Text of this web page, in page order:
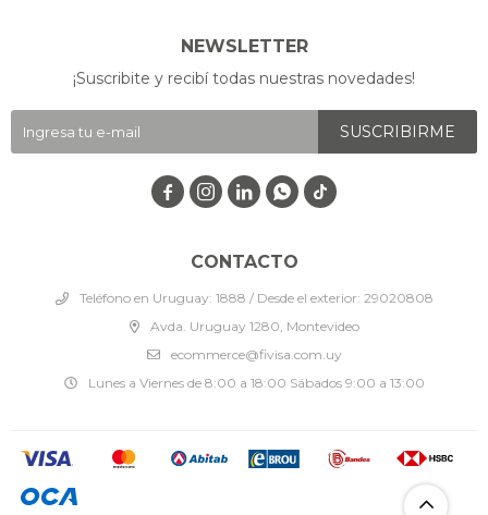
CONTACTO
Teléfono en Uruguay: 1888 / Desde el exterior: 29020808
Avda. Uruguay 1280, Montevideo
ecommerce@fivisa.com.uy
Lunes a Viernes de 8:00 a 18:00 Sábados 9:00 a 13:00
NEWSLETTER
¡Suscribite y recibí todas nuestras novedades!
SUSCRIBIRME
   